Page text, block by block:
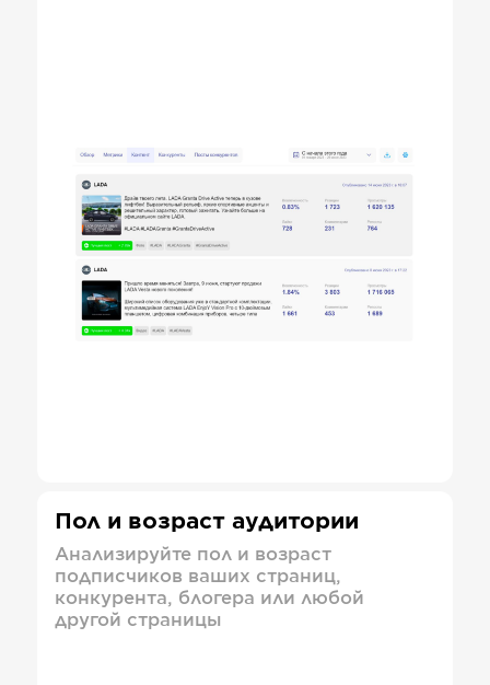
Пол и возраст аудитории
Анализируйте пол и возраст
подписчиков ваших страниц,
конкурента, блогера или любой
другой страницы